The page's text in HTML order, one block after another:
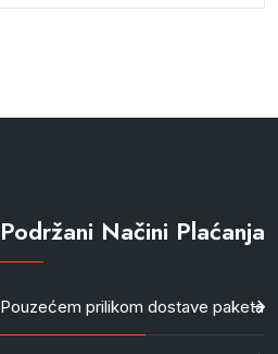
Podržani Načini Plaćanja
Pouzećem prilikom dostave paketa